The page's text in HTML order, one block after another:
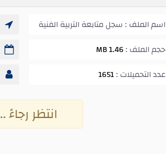
اسم الملف : سجل متابعة التربية الفنية
حجم الملف : 1.46 MB
عدد التحميلات :1651
انتظر رجاءً .. 5